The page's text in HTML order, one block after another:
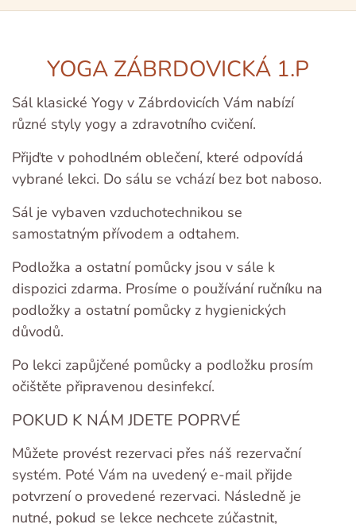
YOGA ZÁBRDOVICKÁ 1.P
Sál klasické Yogy v Zábrdovicích Vám nabízí
různé styly yogy a zdravotního cvičení.
Přijďte v pohodlném oblečení, které odpovídá
vybrané lekci. Do sálu se vchází bez bot naboso.
Sál je vybaven vzduchotechnikou se
samostatným přívodem a odtahem.
Podložka a ostatní pomůcky jsou v sále k
dispozici zdarma. Prosíme o používání ručníku na
podložky a ostatní pomůcky z hygienických
důvodů.
Po lekci zapůjčené pomůcky a podložku prosím
očištěte připravenou desinfekcí.
POKUD K NÁM JDETE POPRVÉ
Můžete provést rezervaci přes náš rezervační
systém. Poté Vám na uvedený e-mail přijde
potvrzení o provedené rezervaci. Následně je
nutné, pokud se lekce nechcete zúčastnit,